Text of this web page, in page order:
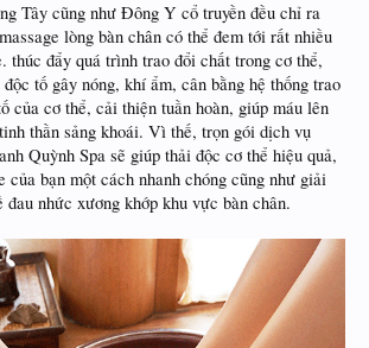
Tây cũng như Đông Y cổ truyền đều chỉ ra
lòng bàn chân có thể đem tới rất nhiều
thúc đẩy quá trình trao đổi chất trong cơ thể,
tố gây nóng, khí ẩm, cân bằng hệ thống trao
của cơ thể, cải thiện tuần hoàn, giúp máu lên
thần sảng khoái. Vì thế, trọn gói dịch vụ
Quỳnh Spa sẽ giúp thải độc cơ thể hiệu quả,
của bạn một cách nhanh chóng cũng như giải
đau nhức xương khớp khu vực bàn chân.